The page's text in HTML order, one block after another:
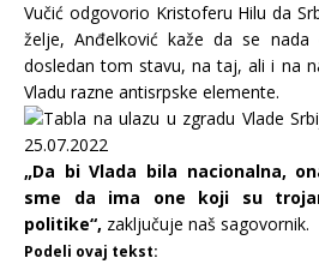
Vučić odgovorio Kristoferu Hilu da
želje, Anđelković kaže da se
dosledan tom stavu, na taj, ali i na
Vladu razne antisrpske elemente.
„Da bi Vlada bila nacionalna,
sme da ima one koji su
politike“, zaključuje naš sagovornik.
Podeli ovaj tekst: